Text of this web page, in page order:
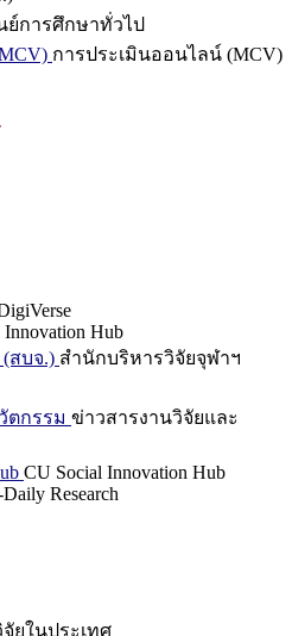
ย์การศึกษาทั่วไป
การประเมินออนไลน์ (MCV)
Hub
สบจ.) สำนักบริหารวิจัยจุฬาฯ
ตกรรม ข่าวสารงานวิจัยและ
CU Social Innovation Hub
Research
ยในประเทศ